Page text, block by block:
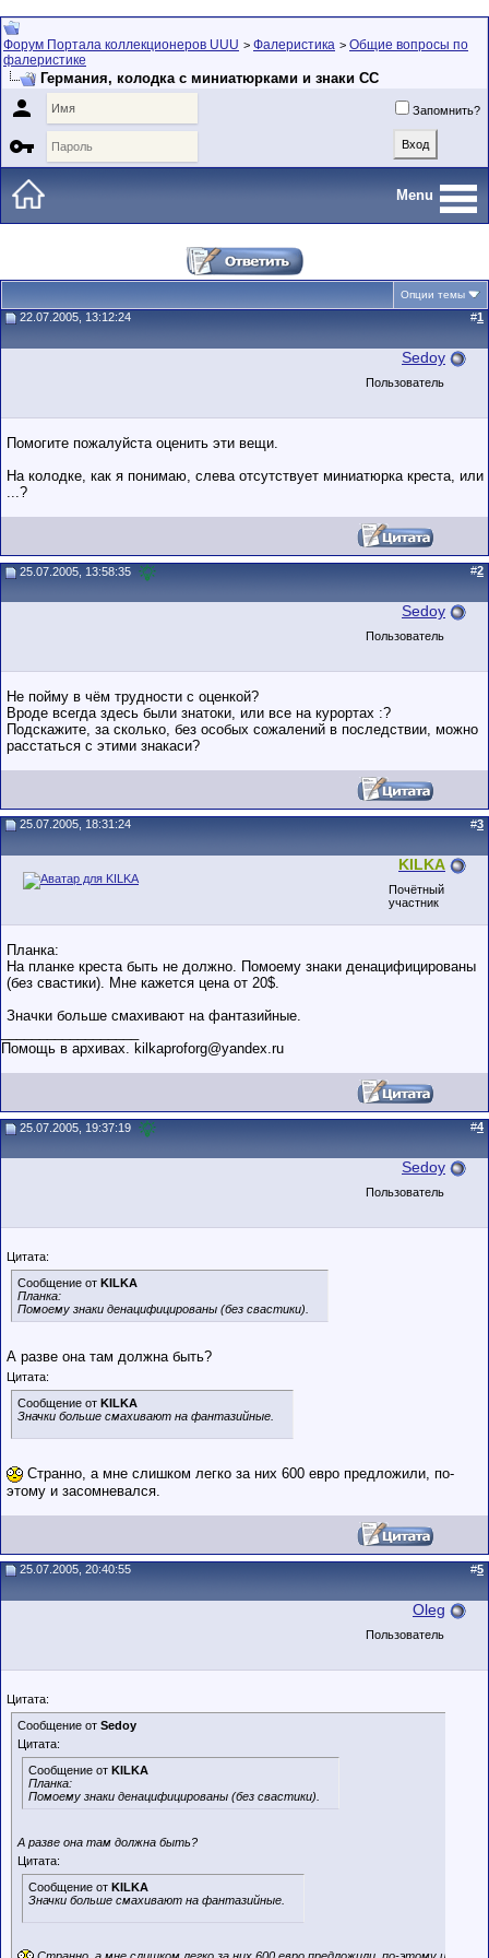
Форум Портала коллекционеров UUU > Фалеристика > Общие вопросы по
фалеристике
Германия, колодка с миниатюрками и знаки СС
 Запомнить?

Menu
Опции темы
22.07.2005, 13:12:24 #1
Sedoy
Пользователь
Помогите пожалуйста оценить эти вещи.
На колодке, как я понимаю, слева отсутствует миниатюрка креста, или
...?
25.07.2005, 13:58:35 #2
Sedoy
Пользователь
Не пойму в чём трудности с оценкой?
Вроде всегда здесь были знатоки, или все на курортах :?
Подскажите, за сколько, без особых сожалений в последствии, можно
расстаться с этими знакаси?
25.07.2005, 18:31:24 #3
KILKA
Почётный
участник
Планка:
На планке креста быть не должно. Помоему знаки денацифицированы
(без свастики). Мне кажется цена от 20$.
Значки больше смахивают на фантазийные.
Помощь в архивах. kilkaproforg@yandex.ru
25.07.2005, 19:37:19 #4
Sedoy
Пользователь
Цитата:
Сообщение от KILKA
Планка:
Помоему знаки денацифицированы (без свастики).
А разве она там должна быть?
Цитата:
Сообщение от KILKA
Значки больше смахивают на фантазийные.
Странно, а мне слишком легко за них 600 евро предложили, по-
этому и засомневался.
25.07.2005, 20:40:55 #5
Oleg
Пользователь
Цитата:
Сообщение от Sedoy
Цитата:
Сообщение от KILKA
Планка:
Помоему знаки денацифицированы (без свастики).
А разве она там должна быть?
Цитата:
Сообщение от KILKA
Значки больше смахивают на фантазийные.